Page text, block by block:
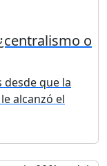
o
que la
alcanzó el